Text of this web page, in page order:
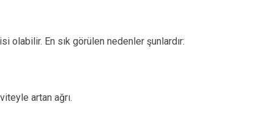
olabilir. En sık görülen nedenler şunlardır:
artan ağrı.